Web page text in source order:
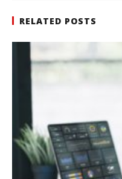
RELATED POSTS